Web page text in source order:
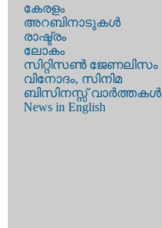
കേരളം
അറബിനാടുകള്‍
രാഷ്ട്രം
ലോകം
സിറ്റിസണ്‍ ജേണലിസം
വിനോദം, സിനിമ
ബിസിനസ്സ് വാര്‍ത്തകള്‍
News in English